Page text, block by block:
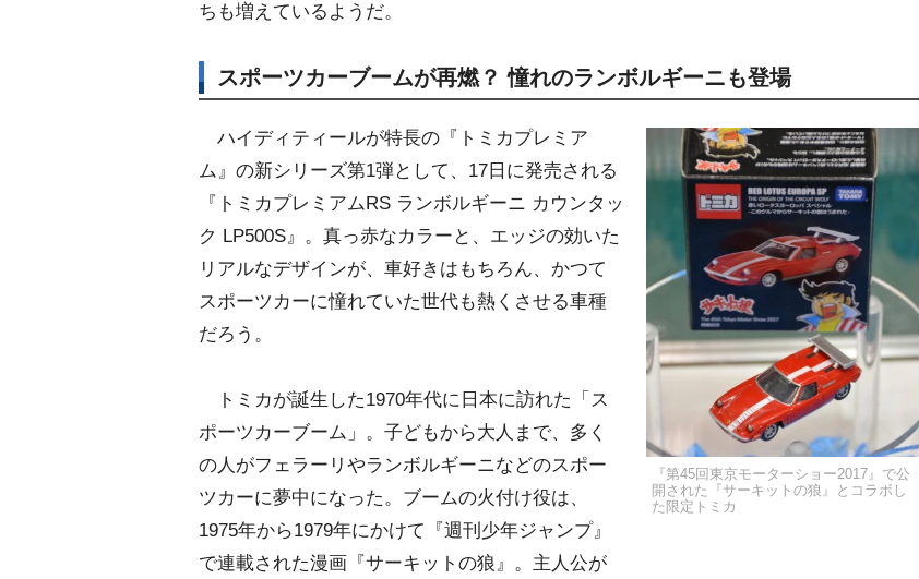
ちも増えているようだ。
スポーツカーブームが再燃？ 憧れのランボルギーニも登場
『第45回東京モーターショー2017』で公
開された『サーキットの狼』とコラボし
た限定トミカ
ハイディティールが特長の『トミカプレミア
ム』の新シリーズ第1弾として、17日に発売される
『トミカプレミアムRS ランボルギーニ カウンタッ
ク LP500S』。真っ赤なカラーと、エッジの効いた
リアルなデザインが、車好きはもちろん、かつて
スポーツカーに憧れていた世代も熱くさせる車種
だろう。
トミカが誕生した1970年代に日本に訪れた「ス
ポーツカーブーム」。子どもから大人まで、多く
の人がフェラーリやランボルギーニなどのスポー
ツカーに夢中になった。ブームの火付け役は、
1975年から1979年にかけて『週刊少年ジャンプ』
で連載された漫画『サーキットの狼』。主人公が